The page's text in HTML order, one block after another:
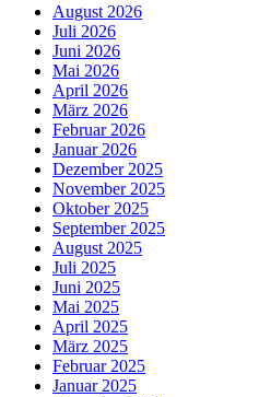
August 2026
Juli 2026
Juni 2026
Mai 2026
April 2026
März 2026
Februar 2026
Januar 2026
Dezember 2025
November 2025
Oktober 2025
September 2025
August 2025
Juli 2025
Juni 2025
Mai 2025
April 2025
März 2025
Februar 2025
Januar 2025